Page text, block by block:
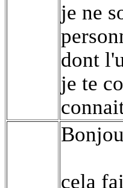
je ne
dont
je te
cela